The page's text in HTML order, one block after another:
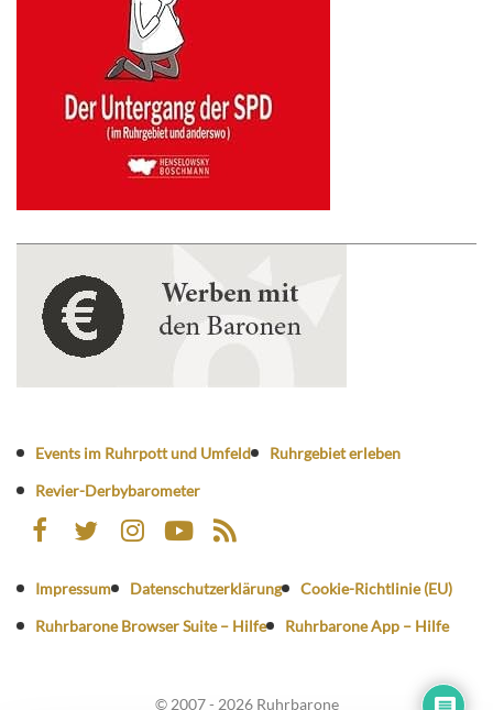
Events im Ruhrpott und Umfeld
Ruhrgebiet erleben
Revier-Derbybarometer
Impressum Datenschutzerklärung
Cookie-Richtlinie (EU)
Ruhrbarone Browser Suite – Hilfe
Ruhrbarone App – Hilfe
© 2007 - 2026 Ruhrbarone